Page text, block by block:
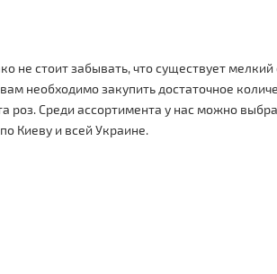
не стоит забывать, что существует мелкий
необходимо закупить достаточное
Среди ассортимента у нас можно
Киеву и всей Украине.